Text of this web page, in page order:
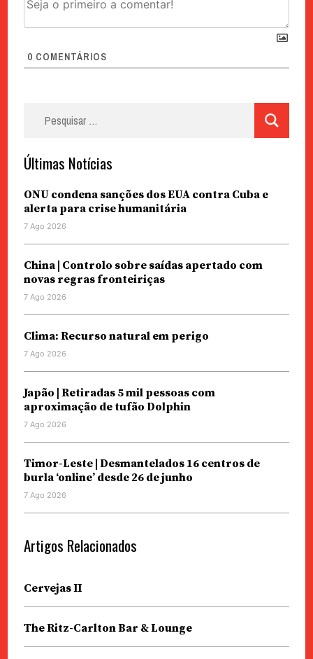
0 COMENTÁRIOS
Últimas Notícias
ONU condena sanções dos EUA contra Cuba e
alerta para crise humanitária
7 Ago 2026
China | Controlo sobre saídas apertado com
novas regras fronteiriças
7 Ago 2026
Clima: Recurso natural em perigo
7 Ago 2026
Japão | Retiradas 5 mil pessoas com
aproximação de tufão Dolphin
7 Ago 2026
Timor-Leste | Desmantelados 16 centros de
burla ‘online’ desde 26 de junho
7 Ago 2026
Artigos Relacionados
Cervejas II
The Ritz-Carlton Bar & Lounge